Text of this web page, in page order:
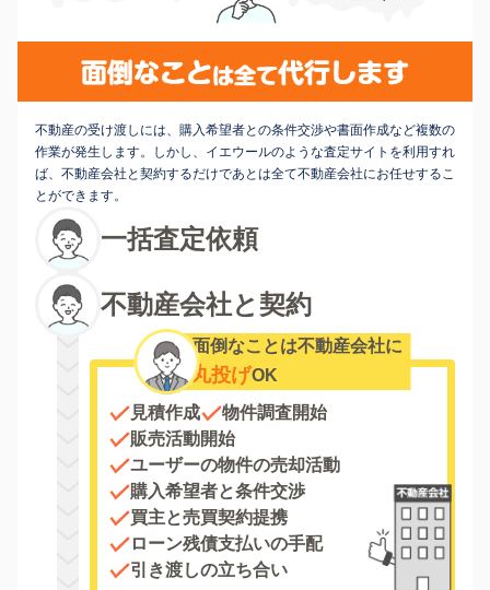
不動産の受け渡しには、購入希望者との条件交渉や書面作成など複数の
作業が発生します。しかし、イエウールのような査定サイトを利用すれ
ば、不動産会社と契約するだけであとは全て不動産会社にお任せするこ
とができます。
一括査定依頼
不動産会社と契約
面倒なことは不動産会社に
丸投げOK
見積作成
物件調査開始
販売活動開始
ユーザーの物件の売却活動
購入希望者と条件交渉
買主と売買契約提携
ローン残債支払いの手配
引き渡しの立ち合い